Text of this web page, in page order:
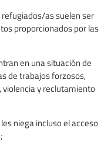
refugiados/as suelen ser
proporcionados por las
en una situación de
de trabajos forzosos,
y reclutamiento
niega incluso el acceso